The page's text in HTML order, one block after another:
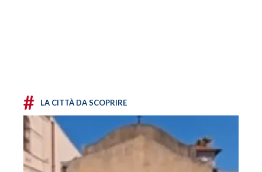
# LA CITTÀ DA SCOPRIRE